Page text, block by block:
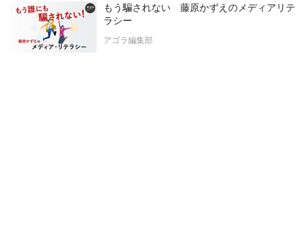
もう騙されない 藤原かずえのメディアリテ
ラシー
アゴラ編集部